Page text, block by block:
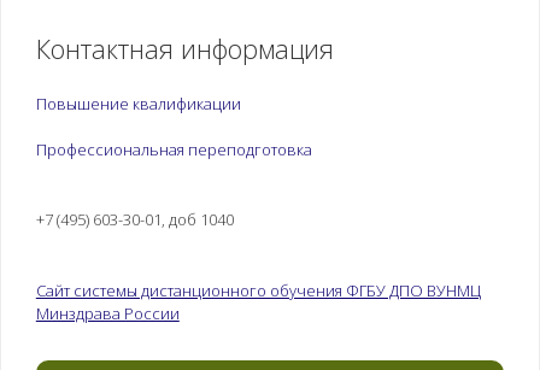
Контактная информация
Повышение квалификации
Профессиональная переподготовка
+7 (495) 603-30-01, доб 1040
Сайт системы дистанционного обучения ФГБУ ДПО ВУНМЦ
Минздрава России